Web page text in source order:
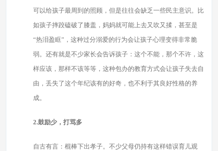
可以给孩子最周到的照顾，但是往往会缺乏一些民主意识。比
如孩子摔跤磕破了膝盖，妈妈就可能上去又吹又揉，甚至是
“热泪盈眶”，这种过分溺爱的行为会让孩子心理变得非常脆
弱。还有就是不少家长会告诉孩子：这个不能，那个不许，这
样应该，那样不该等等，这种包办的教育方式会让孩子失去自
由，丢失了这个年纪该有的好奇，也不利于其良好性格的养
成。
2.鼓励少，打骂多
自古有言：棍棒下出孝子。不少父母仍持有这样错误育儿观